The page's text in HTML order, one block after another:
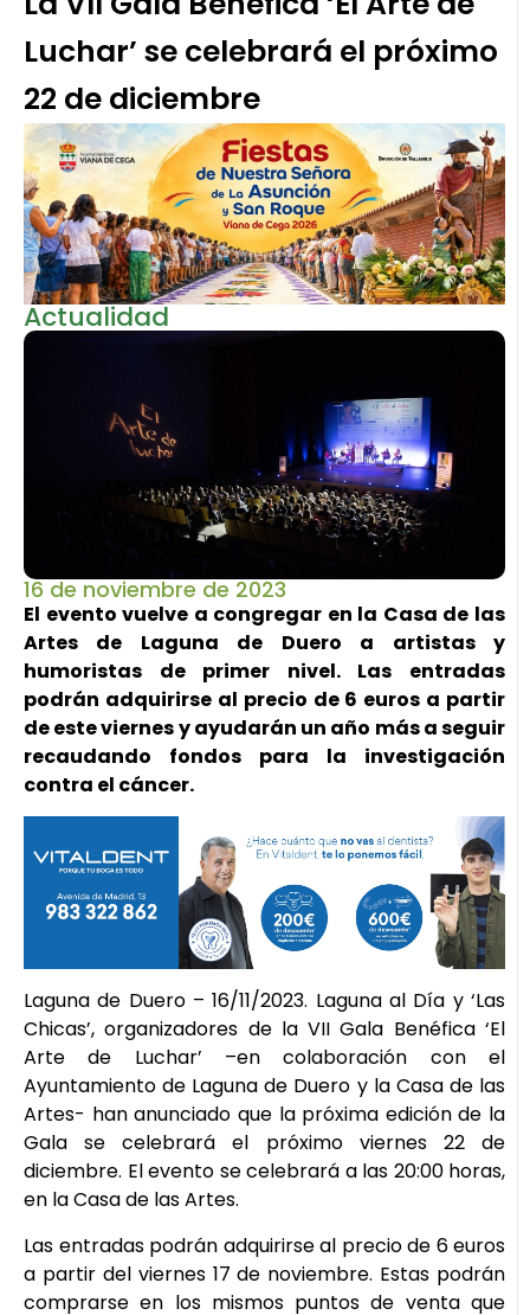
Luchar’ se celebrará el próximo
22 de diciembre
Actualidad
16 de noviembre de 2023
El evento vuelve a congregar en la Casa de las
Artes de Laguna de Duero a artistas y
humoristas de primer nivel. Las entradas
podrán adquirirse al precio de 6 euros a partir
de este viernes y ayudarán un año más a seguir
recaudando fondos para la investigación
contra el cáncer.
Laguna de Duero – 16/11/2023. Laguna al Día y ‘Las
Chicas’, organizadores de la VII Gala Benéfica ‘El
Arte de Luchar’ –en colaboración con el
Ayuntamiento de Laguna de Duero y la Casa de las
Artes- han anunciado que la próxima edición de la
Gala se celebrará el próximo viernes 22 de
diciembre. El evento se celebrará a las 20:00 horas,
en la Casa de las Artes.
Las entradas podrán adquirirse al precio de 6 euros
a partir del viernes 17 de noviembre. Estas podrán
comprarse en los mismos puntos de venta que